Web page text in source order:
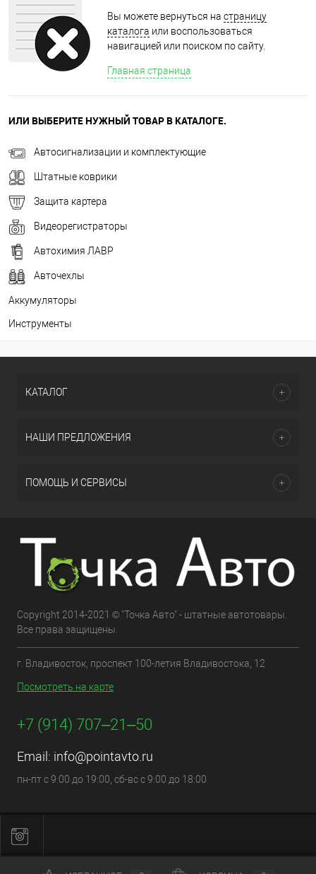
Вы можете вернуться на страницу
каталога или воспользоваться
навигацией или поиском по сайту.
Главная страница
ИЛИ ВЫБЕРИТЕ НУЖНЫЙ ТОВАР В КАТАЛОГЕ.
Автосигнализации и комплектующие
Штатные коврики
Защита картера
Видеорегистраторы
Автохимия ЛАВР
Авточехлы
Аккумуляторы
Инструменты
КАТАЛОГ
НАШИ ПРЕДЛОЖЕНИЯ
ПОМОЩЬ И СЕРВИСЫ
Copyright 2014-2021 © "Точка Авто" - штатные автотовары.
Все права защищены.
г. Владивосток, проспект 100-летия Владивостока, 12
Посмотреть на карте
+7 (914) 707‒21‒50
Email: info@pointavto.ru
пн-пт с 9:00 до 19:00, сб-вс с 9:00 до 18:00